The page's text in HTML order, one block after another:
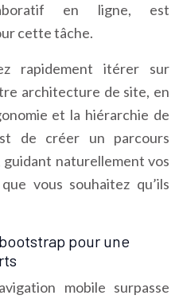
en ligne, est
cette tâche.
rapidement itérer sur
architecture de site, en
et la hiérarchie de
de créer un parcours
naturellement vos
vous souhaitez qu’ils
pour une
mobile surpasse